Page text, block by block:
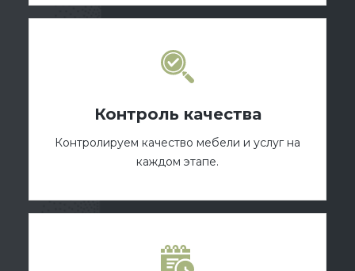
Контроль качества
Контролируем качество мебели и услуг на
каждом этапе.